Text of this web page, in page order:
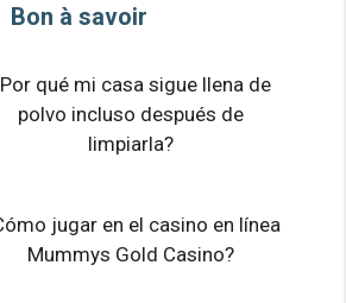
Bon à savoir
qué mi casa sigue llena de
polvo incluso después de
limpiarla?
jugar en el casino en línea
Mummys Gold Casino?